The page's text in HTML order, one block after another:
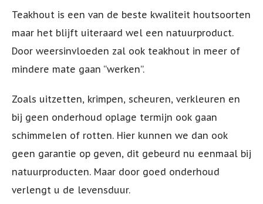
Teakhout is een van de beste kwaliteit houtsoorten
maar het blijft uiteraard wel een natuurproduct.
Door weersinvloeden zal ook teakhout in meer of
mindere mate gaan “werken”.
Zoals uitzetten, krimpen, scheuren, verkleuren en
bij geen onderhoud oplage termijn ook gaan
schimmelen of rotten. Hier kunnen we dan ook
geen garantie op geven, dit gebeurd nu eenmaal bij
natuurproducten. Maar door goed onderhoud
verlengt u de levensduur.